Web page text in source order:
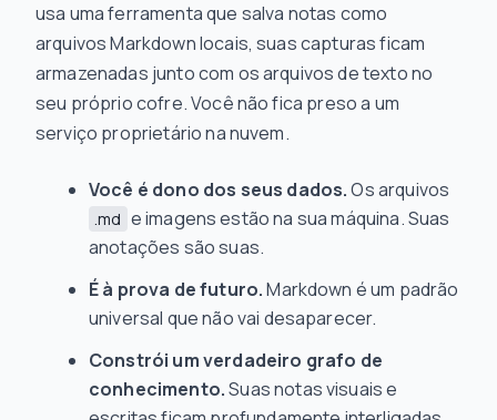
usa uma ferramenta que salva notas como
arquivos Markdown locais, suas capturas ficam
armazenadas junto com os arquivos de texto no
seu próprio cofre. Você não fica preso a um
serviço proprietário na nuvem.
Você é dono dos seus dados.Os arquivos
.md e imagens estão na sua máquina. Suas
anotações são suas.
É à prova de futuro.Markdown é um padrão
universal que não vai desaparecer.
Constrói um verdadeiro grafo de
conhecimento.Suas notas visuais e